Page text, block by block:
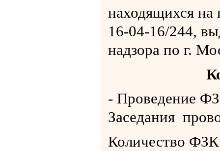
находящихся на
16-04-16/244,
надзора по г.
- Проведение
Заседания
Количество